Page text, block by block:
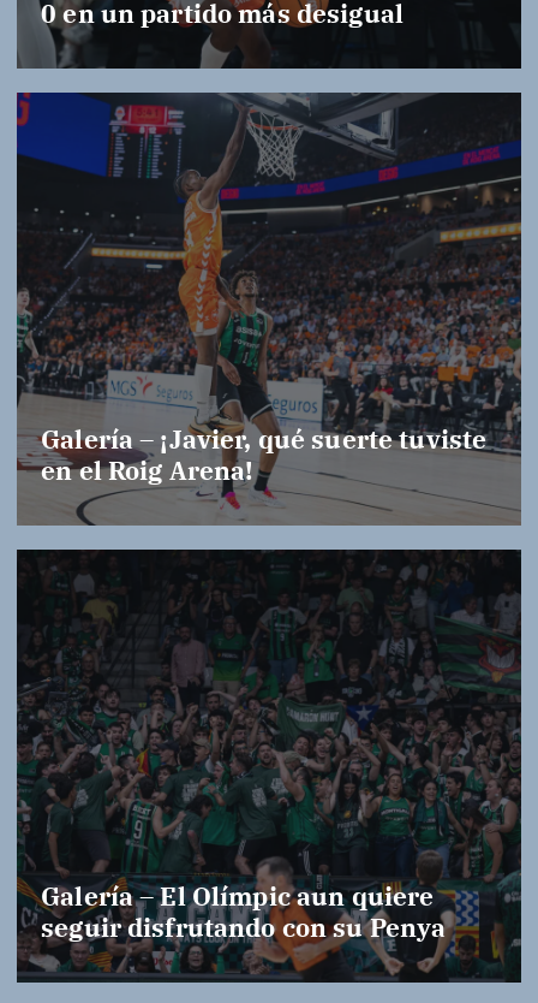
0 en un partido más desigual
Galería – ¡Javier, qué suerte tuviste
en el Roig Arena!
Galería – El Olímpic aun quiere
seguir disfrutando con su Penya